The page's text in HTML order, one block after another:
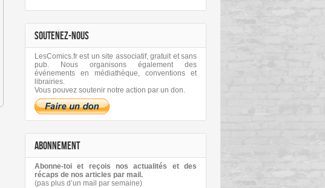
SOUTENEZ-NOUS
LesComics.fr est un site associatif, gratuit et sans
pub. Nous organisons également des
événements en médiathèque, conventions et
librairies.
Vous pouvez soutenir notre action par un don.
ABONNEMENT
Abonne-toi et reçois nos actualités et des
récaps de nos articles par mail.
(pas plus d’un mail par semaine)